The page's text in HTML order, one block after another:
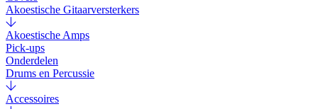
Akoestische Gitaarversterkers
Akoestische Amps
Pick-ups
Onderdelen
Drums en Percussie
Accessoires